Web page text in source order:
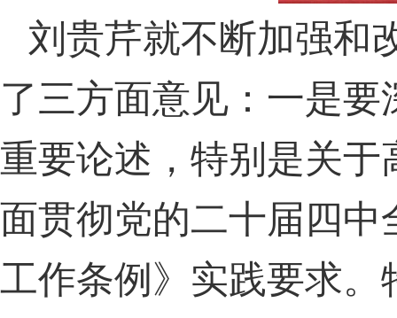
刘贵芹就不断加强和
了三方面意见：一是
重要论述，特别是关
面贯彻党的二十届四
工作条例》实践要求。